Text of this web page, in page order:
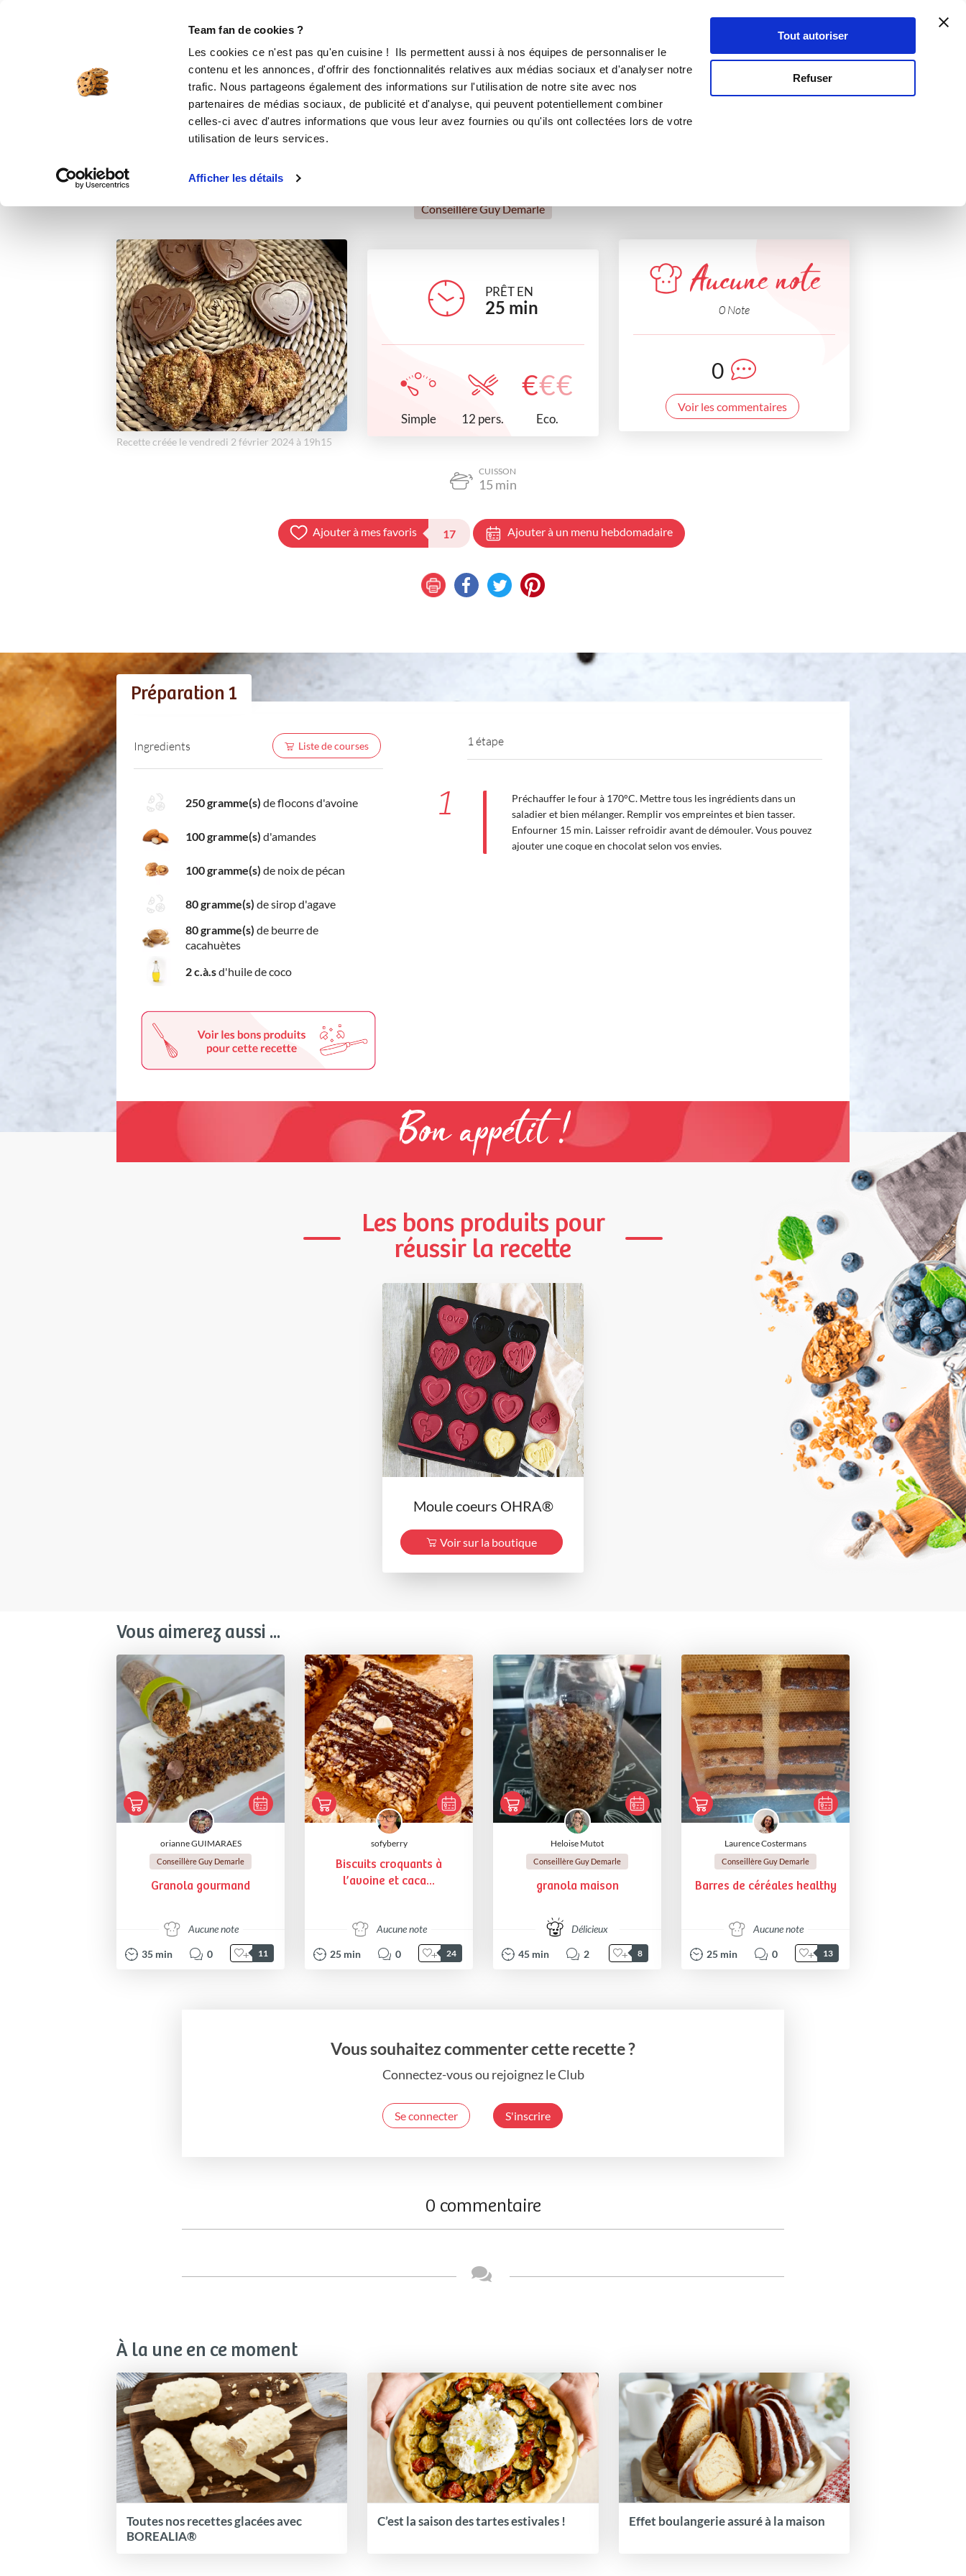
Team fan de cookies ?
Les cookies ce n'est pas qu'en cuisine ! Ils permettent aussi à nos équipes de personnaliser le
contenu et les annonces, d'offrir des fonctionnalités relatives aux médias sociaux et d'analyser notre
trafic. Nous partageons également des informations sur l'utilisation de notre site avec nos
partenaires de médias sociaux, de publicité et d'analyse, qui peuvent potentiellement combiner
celles-ci avec d'autres informations que vous leur avez fournies ou qu'ils ont collectées lors de votre
utilisation de leurs services.
Afficher les détails
Tout autoriser
Refuser
Se connecter
Cœurs de céréales
autres Challenge recettes
Conseillère Guy Demarle
Recette créée le vendredi 2 février 2024 à 19h15
PRÊT EN
25 min
Simple 12 pers.
€€€
Eco.
Aucune note
0 Note
0
Voir les commentaires
CUISSON
15 min
Ajouter à mes favoris 17 Ajouter à un menu hebdomadaire
Préparation 1
Ingredients Liste de courses
250 gramme(s) de flocons d'avoine
100 gramme(s) d'amandes
100 gramme(s) de noix de pécan
80 gramme(s) de sirop d'agave
80 gramme(s) de beurre de
cacahuètes
2 c.à.sd'huile de coco
1 étape
1
Préchauffer le four à 170°C. Mettre tous les ingrédients dans un
saladier et bien mélanger. Remplir vos empreintes et bien tasser.
Enfourner 15 min. Laisser refroidir avant de démouler. Vous pouvez
ajouter une coque en chocolat selon vos envies.
Bon appétit !
Les bons produits pour
réussir la recette
Moule coeurs OHRA®
Voir sur la boutique
Vous aimerez aussi ...
orianne GUIMARAES
Conseillère Guy Demarle
Granola gourmand
Aucune note
35 min 0 11
sofyberry
Biscuits croquants à
l’avoine et caca...
Aucune note
25 min 0 24
Heloise Mutot
Conseillère Guy Demarle
granola maison
Délicieux
45 min 2 8
Laurence Costermans
Conseillère Guy Demarle
Barres de céréales healthy
Aucune note
25 min 0 13
Vous souhaitez commenter cette recette ?
Connectez-vous ou rejoignez le Club
Se connecter S'inscrire
0 commentaire
À la une en ce moment
Toutes nos recettes glacées avec
BOREALIA®
C’est la saison des tartes estivales ! Effet boulangerie assuré à la maison